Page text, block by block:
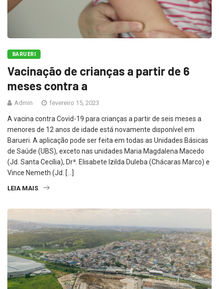
BARUERI
Vacinação de crianças a partir de 6
meses contra a
Admin fevereiro 15, 2023
A vacina contra Covid-19 para crianças a partir de seis meses a
menores de 12 anos de idade está novamente disponível em
Barueri. A aplicação pode ser feita em todas as Unidades Básicas
de Saúde (UBS), exceto nas unidades Maria Magdalena Macedo
(Jd. Santa Cecília), Drª. Elisabete Izilda Duleba (Chácaras Marco) e
Vince Nemeth (Jd. […]
LEIA MAIS